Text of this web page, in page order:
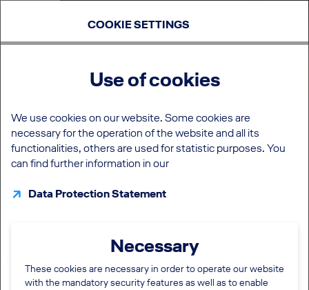
COOKIE SETTINGS
Use of cookies
We use cookies on our website. Some cookies are
necessary for the operation of the website and all its
functionalities, others are used for statistic purposes. You
can find further information in our
Data Protection Statement
Necessary
These cookies are necessary in order to operate our website
with the mandatory security features as well as to enable